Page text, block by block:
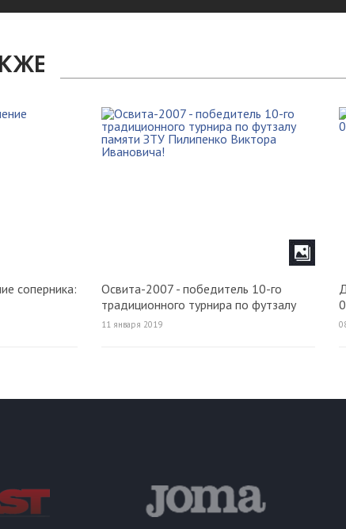
соперника:
Освита-2007 - победитель 10-го
традиционного турнира по футзалу
памяти ЗТУ Пилипенко Виктора
11 января 2019